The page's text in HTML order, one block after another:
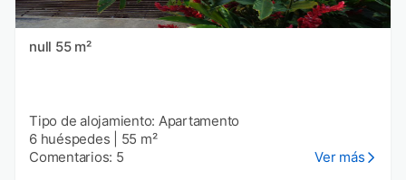
null 55 m²
Tipo de alojamiento: Apartamento
6 huéspedes
55 m²
Comentarios: 5
Ver más